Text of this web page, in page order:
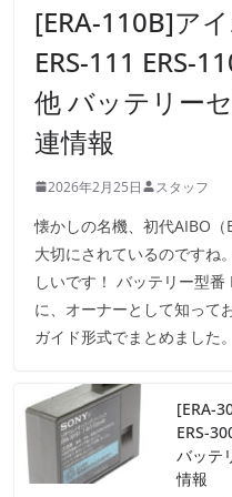
[ERA-110B]ア
ERS-111 ERS-
他 バッテリー
連情報
2026年2月25日 スタッフ
懐かしの名機、初代AIBO（
大切にされているのですね
しいです！ バッテリー型番
に、オーナーとして知って
ガイド形式でまとめました
[ERA-
ERS-
バッテ
情報